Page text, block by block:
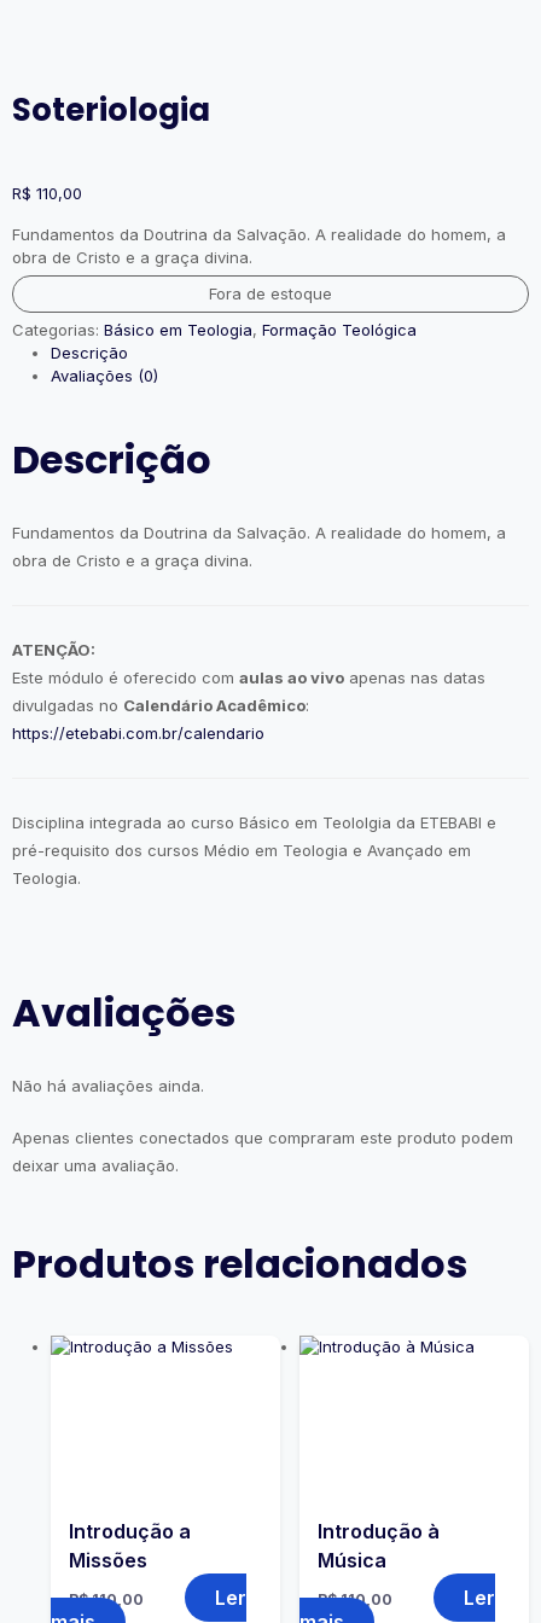
Soteriologia
R$ 110,00
Fundamentos da Doutrina da Salvação. A realidade do homem, a
obra de Cristo e a graça divina.
Fora de estoque
Categorias: Básico em Teologia, Formação Teológica
Descrição
Avaliações (0)
Descrição
Fundamentos da Doutrina da Salvação. A realidade do homem, a
obra de Cristo e a graça divina.
ATENÇÃO:
Este módulo é oferecido com aulas ao vivo apenas nas datas
divulgadas no Calendário Acadêmico:
https://etebabi.com.br/calendario
Disciplina integrada ao curso Básico em Teololgia da ETEBABI e
pré-requisito dos cursos Médio em Teologia e Avançado em
Teologia.
Avaliações
Não há avaliações ainda.
Apenas clientes conectados que compraram este produto podem
deixar uma avaliação.
Produtos relacionados
Introdução a
Missões
R$110,00
Ler
Introdução à
Música
R$110,00
Ler